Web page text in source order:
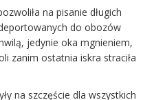
na pisanie długich
do obozów
jedynie oka mgnieniem,
zanim ostatnia iskra straciła
na szczęście dla wszystkich